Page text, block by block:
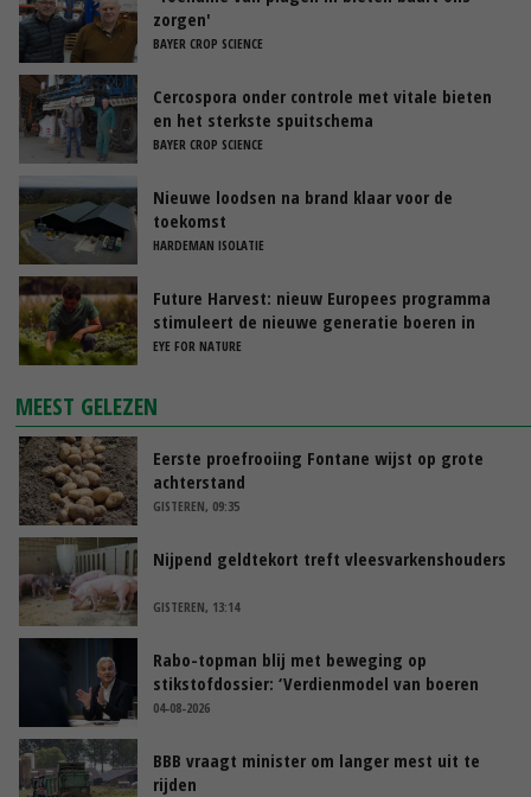
zorgen'
BAYER CROP SCIENCE
Cercospora onder controle met vitale bieten
en het sterkste spuitschema
BAYER CROP SCIENCE
Nieuwe loodsen na brand klaar voor de
toekomst
HARDEMAN ISOLATIE
Future Harvest: nieuw Europees programma
stimuleert de nieuwe generatie boeren in
Nederland
EYE FOR NATURE
MEEST GELEZEN
Eerste proefrooiing Fontane wijst op grote
achterstand
GISTEREN, 09:35
Nijpend geldtekort treft vleesvarkenshouders
GISTEREN, 13:14
Rabo-topman blij met beweging op
stikstofdossier: ‘Verdienmodel van boeren
blijft cruciaal’
04-08-2026
BBB vraagt minister om langer mest uit te
rijden